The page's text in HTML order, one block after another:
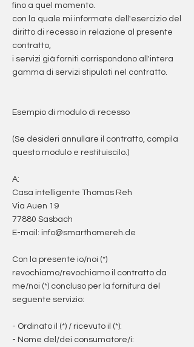
fino a quel momento.
con la quale mi informate dell'esercizio del
diritto di recesso in relazione al presente
contratto,
i servizi già forniti corrispondono all'intera
gamma di servizi stipulati nel contratto.
Esempio di modulo di recesso
(Se desideri annullare il contratto, compila
questo modulo e restituiscilo.)
A:
Casa intelligente Thomas Reh
Via Auen 19
77880 Sasbach
E-mail: info@smarthomereh.de
Con la presente io/noi (*)
revochiamo/revochiamo il contratto da
me/noi (*) concluso per la fornitura del
seguente servizio:
- Ordinato il (*) / ricevuto il (*):
- Nome del/dei consumatore/i: